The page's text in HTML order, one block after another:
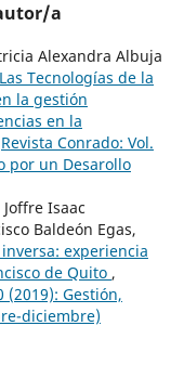
a
Alexandra Albuja
Las Tecnologías de la
la gestión
en la
Revista Conrado: Vol.
por un Desarollo
Isaac
Baldeón Egas,
experiencia
de Quito ,
(2019): Gestión,
diciembre)